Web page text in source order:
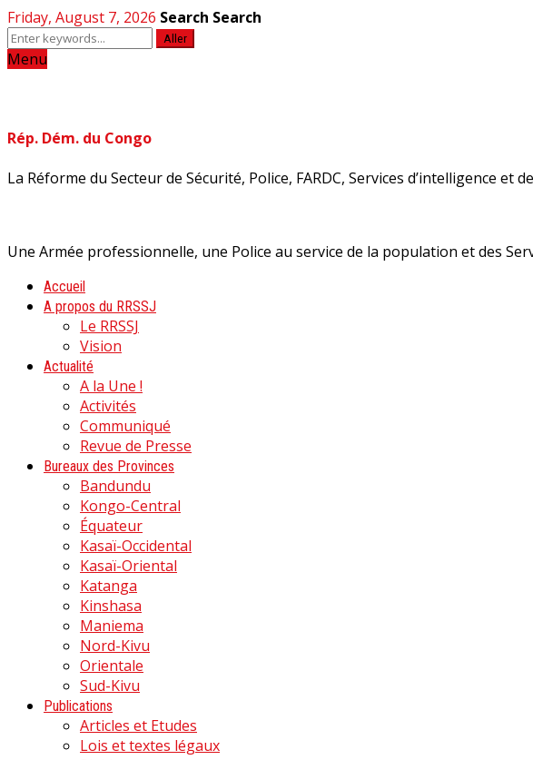
Friday, August 7, 2026 Search Search
Aller
Menu
Rép. Dém. du Congo
La Réforme du Secteur de Sécurité, Police, FARDC, Services d’intelligence et
Une Armée professionnelle, une Police au service de la population et des
Accueil
A propos du RRSSJ
Le RRSSJ
Vision
Actualité
A la Une !
Activités
Communiqué
Revue de Presse
Bureaux des Provinces
Bandundu
Kongo-Central
Équateur
Kasaï-Occidental
Kasaï-Oriental
Katanga
Kinshasa
Maniema
Nord-Kivu
Orientale
Sud-Kivu
Publications
Articles et Etudes
Lois et textes légaux